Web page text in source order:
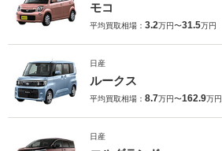
モコ
平均買取相場： 3.2万円〜31.5万円
日産
ルークス
平均買取相場： 8.7万円〜162.9万円
日産